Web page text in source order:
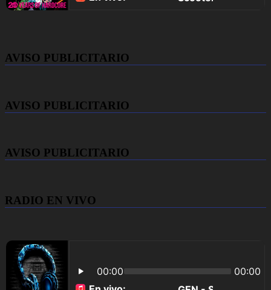
AVISO PUBLICITARIO
AVISO PUBLICITARIO
AVISO PUBLICITARIO
RADIO EN VIVO